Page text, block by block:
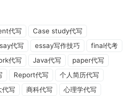
代写
Case study代写
代写 essay写作技巧
final代考
代写 Java代写
paper代写
Report代写
个人简历代写
代写 商科代写
心理学代写